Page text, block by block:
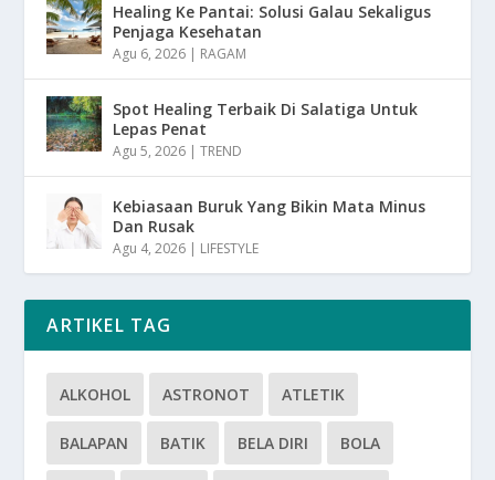
Healing Ke Pantai: Solusi Galau Sekaligus
Penjaga Kesehatan
Agu 6, 2026 | RAGAM
Spot Healing Terbaik Di Salatiga Untuk
Lepas Penat
Agu 5, 2026 |TREND
Kebiasaan Buruk Yang Bikin Mata Minus
Dan Rusak
Agu 4, 2026 | LIFESTYLE
ARTIKEL TAG
ALKOHOL ASTRONOT ATLETIK
BALAPAN BATIK BELA DIRI BOLA